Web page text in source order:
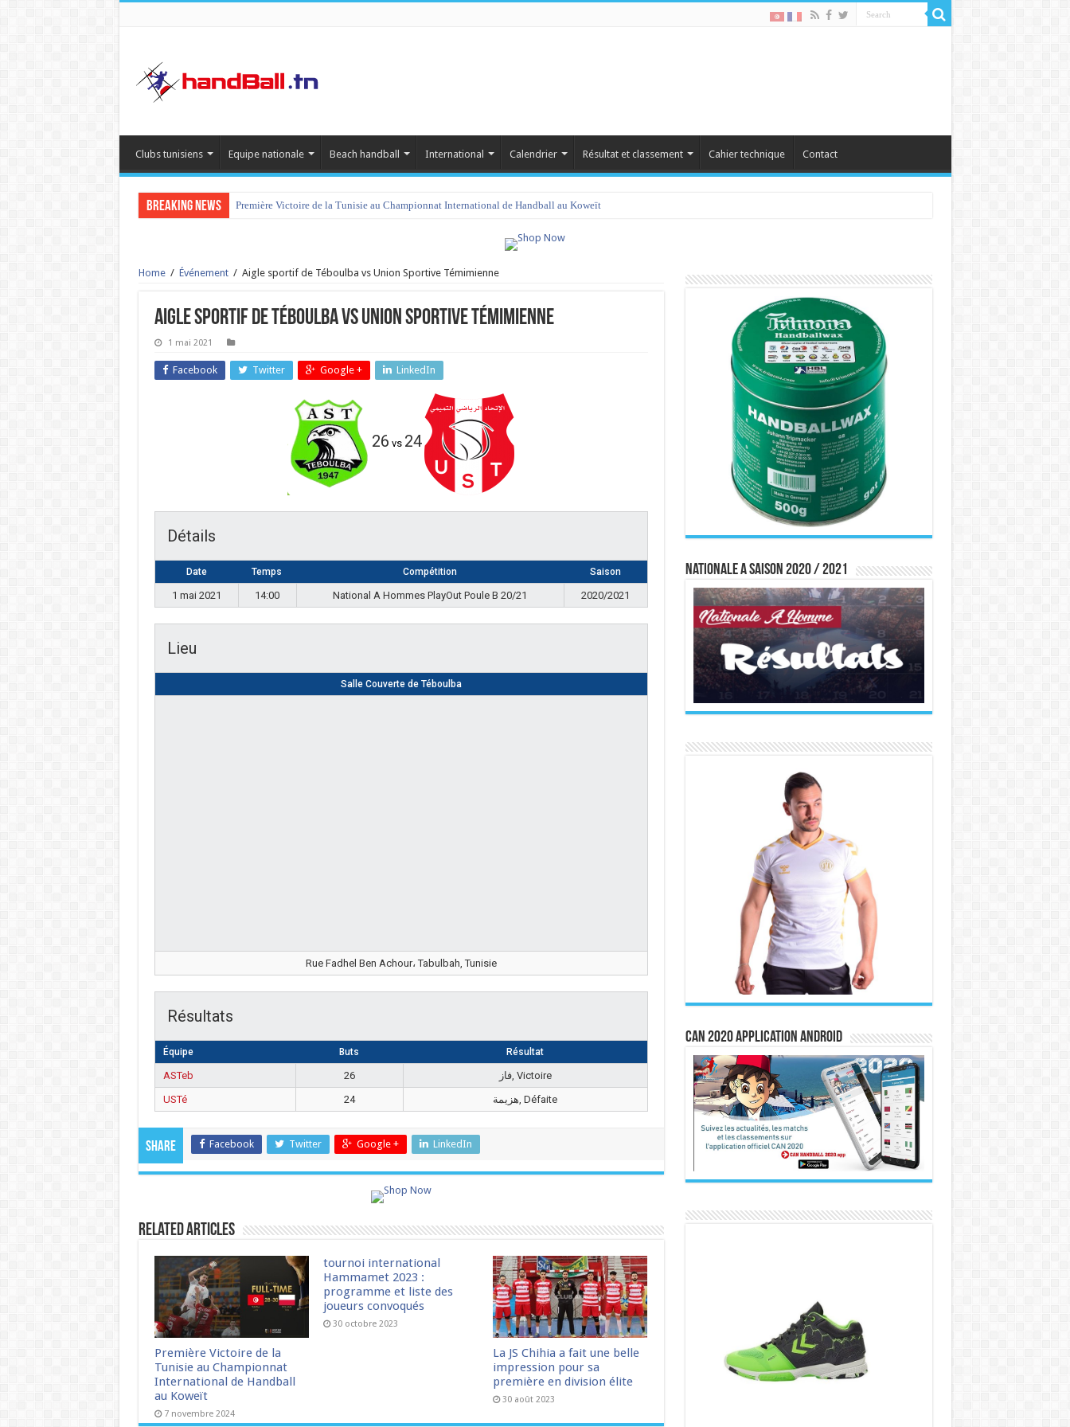
Clubs tunisiens Equipe nationale Beach handball International Calendrier Résultat et classement Cahier technique Contact
Breaking News Première Victoire de la Tunisie au Championnat International de Handball au Koweït
Home / Événement / Aigle sportif de Téboulba vs Union Sportive Témimienne
Aigle sportif de Téboulba vs Union Sportive Témimienne
1 mai 2021
Facebook Twitter Google + LinkedIn
26 vs 24
Détails
Date Temps Compétition Saison
1 mai 2021 14:00 National A Hommes PlayOut Poule B 20/21 2020/2021
Lieu
Salle Couverte de Téboulba
Rue Fadhel Ben Achour، Tabulbah, Tunisie
Résultats
Équipe Buts Résultat
ASTeb 26
فاز, Victoire
USTé
24 هزيمة, Défaite
Share Facebook Twitter Google + LinkedIn
Related Articles
Première Victoire de la
Tunisie au Championnat
International de Handball
au Koweït
7 novembre 2024
tournoi international
Hammamet 2023 :
programme et liste des
joueurs convoqués
30 octobre 2023
La JS Chihia a fait une belle
impression pour sa
première en division élite
30 août 2023
Nationale A saison 2020 / 2021
CAN 2020 Application Android